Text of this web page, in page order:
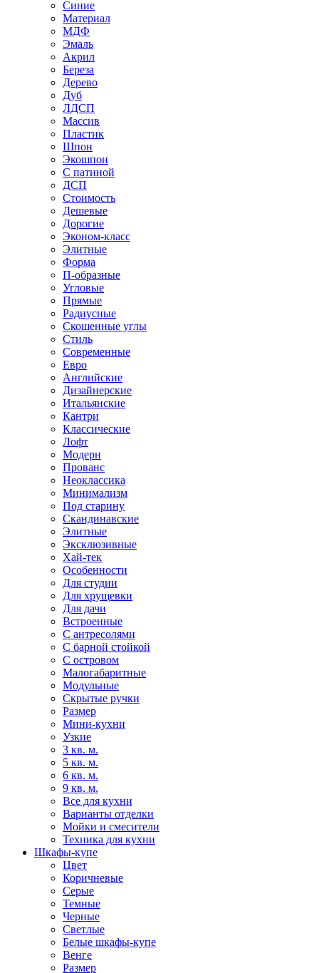
Синие
Материал
МДФ
Эмаль
Акрил
Береза
Дерево
Дуб
ЛДСП
Массив
Пластик
Шпон
Экошпон
С патиной
ДСП
Стоимость
Дешевые
Дорогие
Эконом-класс
Элитные
Форма
П-образные
Угловые
Прямые
Радиусные
Скошенные углы
Стиль
Современные
Евро
Английские
Дизайнерские
Итальянские
Кантри
Классические
Лофт
Модерн
Прованс
Неоклассика
Минимализм
Под старину
Скандинавские
Элитные
Эксклюзивные
Хай-тек
Особенности
Для студии
Для хрущевки
Для дачи
Встроенные
С антресолями
С барной стойкой
С островом
Малогабаритные
Модульные
Скрытые ручки
Размер
Мини-кухни
Узкие
3 кв. м.
5 кв. м.
6 кв. м.
9 кв. м.
Все для кухни
Варианты отделки
Мойки и смесители
Техника для кухни
Шкафы-купе
Цвет
Коричневые
Серые
Темные
Черные
Светлые
Белые шкафы-купе
Венге
Размер